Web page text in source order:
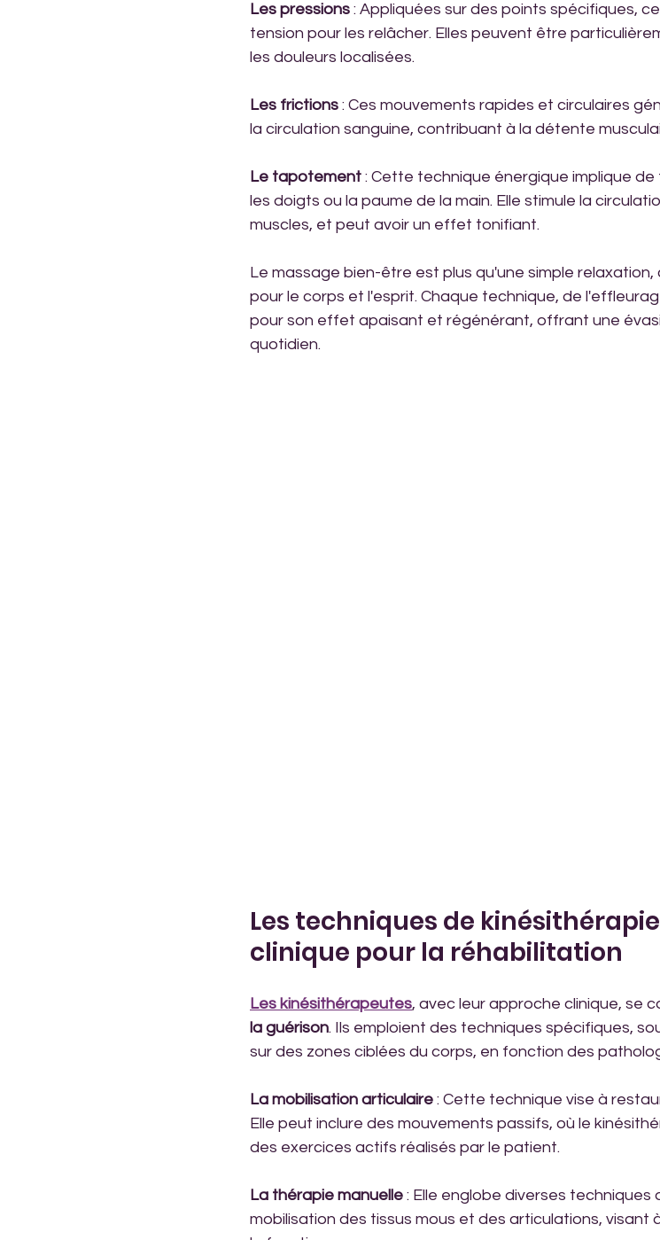
Les pressions : Appliquées sur des points spécifiques,
tension pour les relâcher. Elles peuvent être
les douleurs localisées.
Les frictions : Ces mouvements rapides et circulaires
la circulation sanguine, contribuant à la détente
Le tapotement : Cette technique énergique implique
les doigts ou la paume de la main. Elle stimule la
muscles, et peut avoir un effet tonifiant.
Le massage bien-être est plus qu'une simple
pour le corps et l'esprit. Chaque technique, de
pour son effet apaisant et régénérant, offrant une
quotidien.
Les techniques de
clinique pour la réhabilitation
Les kinésithérapeutes, avec leur approche clinique, se
la guérison. Ils emploient des techniques spécifiques,
sur des zones ciblées du corps, en fonction des
La mobilisation articulaire : Cette technique vise à
Elle peut inclure des mouvements passifs, où le
des exercices actifs réalisés par le patient.
La thérapie manuelle : Elle englobe diverses techniques
mobilisation des tissus mous et des articulations, visant